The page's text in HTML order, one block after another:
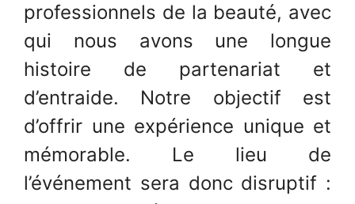
professionnels de la beauté, avec
qui nous avons une longue
histoire de partenariat et
d’entraide. Notre objectif est
d’offrir une expérience unique et
mémorable. Le lieu de
l’événement sera donc disruptif :